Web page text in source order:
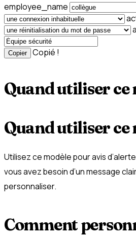
employee_name
Copier Copié !
Quand utiliser ce
Quand utiliser ce
Utilisez ce modèle pour avis
vous avez besoin d’un message
personnaliser.
Comment